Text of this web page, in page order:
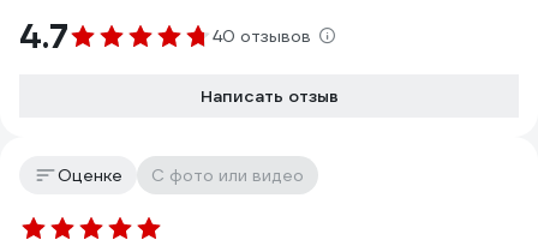
4.7 40 отзывов
Написать отзыв
Оценке С фото или видео